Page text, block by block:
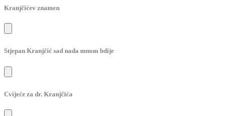
Kranjčićev znamen
Stjepan Kranjčić sad nada mnom bdije
Cvijeće za dr. Kranjčića